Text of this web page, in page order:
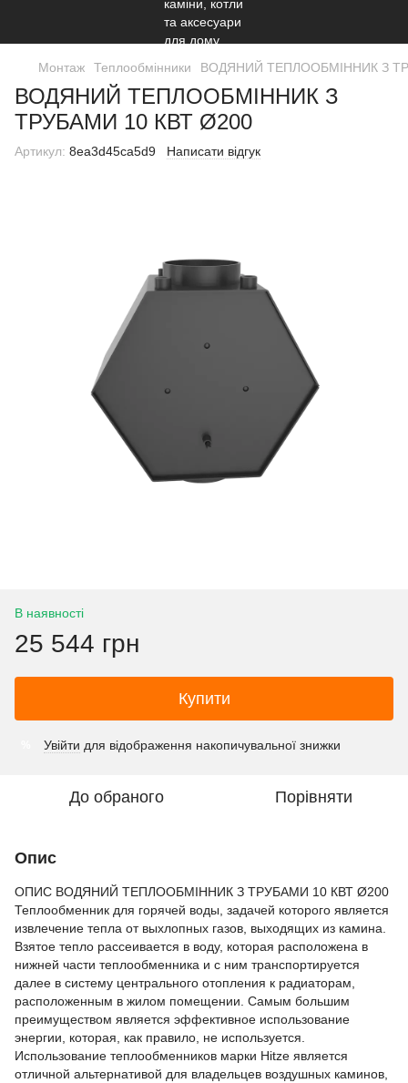
Монтаж Теплообмінники ВОДЯНИЙ ТЕПЛООБМІННИК З
ВОДЯНИЙ ТЕПЛООБМІННИК З
ТРУБАМИ 10 КВТ Ø200
Артикул: 8ea3d45ca5d9 Написати відгук
В наявності
25 544 грн
Купити
Увійти для відображення накопичувальної знижки
До обраного Порівняти
Опис
ОПИС ВОДЯНИЙ ТЕПЛООБМІННИК З ТРУБАМИ 10 КВТ Ø200
Теплообменник для горячей воды, задачей которого является
извлечение тепла от выхлопных газов, выходящих из камина.
Взятое тепло рассеивается в воду, которая расположена в
нижней части теплообменника и с ним транспортируется
далее в систему центрального отопления к радиаторам,
расположенным в жилом помещении. Самым большим
преимуществом является эффективное использование
энергии, которая, как правило, не используется.
Использование теплообменников марки Hitzе является
отличной альтернативой для владельцев воздушных каминов,